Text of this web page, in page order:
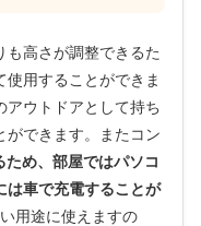
も高さが調整できるた
用することができま
アウトドアとして持ち
ができます。またコン
ため、部屋ではパソコ
は車で充電することが
用途に使えますの